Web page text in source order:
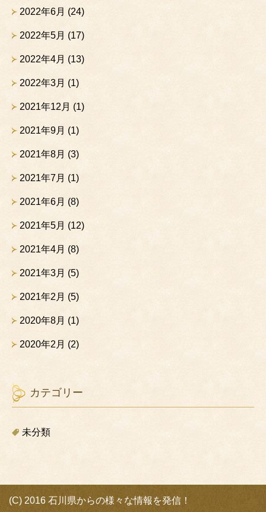
2022年6月 (24)
2022年5月 (17)
2022年4月 (13)
2022年3月 (1)
2021年12月 (1)
2021年9月 (1)
2021年8月 (3)
2021年7月 (1)
2021年6月 (8)
2021年5月 (12)
2021年4月 (8)
2021年3月 (5)
2021年2月 (5)
2020年8月 (1)
2020年2月 (2)
カテゴリー
未分類
(C) 2016 石川県からの様々な情報を発信！